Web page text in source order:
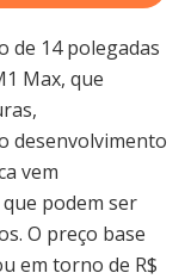
de 14 polegadas
Max, que
desenvolvimento
vem
podem ser
O preço base
em torno de R$